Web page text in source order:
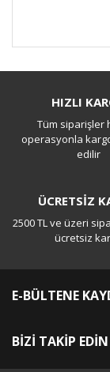
HIZLI
Tüm siparişler
operasyonla
edilir
ÜCRETSİZ
2500 TL ve üzeri
ücretsiz
E-BÜLTENE
BİZİ TAKİP EDİN